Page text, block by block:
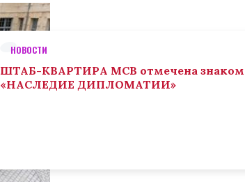
НОВОСТИ
ШТАБ-КВАРТИРА МСВ отмечена знаком
«НАСЛЕДИЕ ДИПЛОМАТИИ»